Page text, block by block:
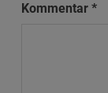
Kommentar*